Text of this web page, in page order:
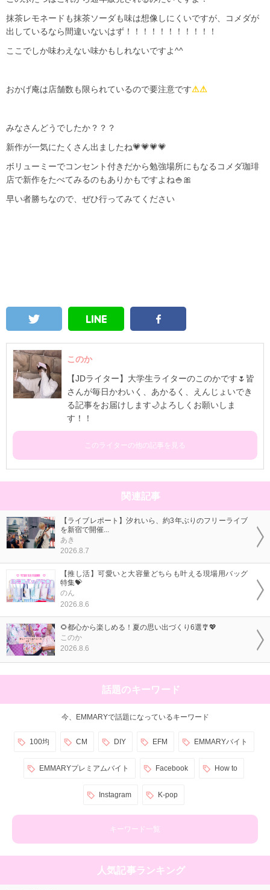
抹茶レモネードも抹茶ソーダも味は想像しにくいですが、コメダが
出しているなら間違いないはず！！！！！！！！！！！
ここでしか味わえない味かもしれないですよ^^
おかげ庵は店舗数も限られているので要注意です⚠⚠
みなさんどうでしたか？？？
新作が一気にたくさん出ましたね💗💗💗💗
ボリューミーでコンセント付きだから勉強場所にもなるコメダ珈琲
店で新作をたべてみるのもありかもですよね🍚🎀
早い者勝ちなので、ぜひ行ってみてください
このか
【JDライター】大学生ライターのこのかです🌷皆
さんが毎日かわいく、あかるく、えんじょいでき
る記事をお届けします🌙よろしくお願いしま
す！！
このライターの他の記事を見る
関連記事
【ライブレポート】汐れいら、約3年ぶりのフリーライブ
を新宿で開催...
あき
2026.8.7
【推し活】可愛いと大容量どちらも叶える現場用バッグ
特集💝
のん
2026.8.6
🌻都心から楽しめる！夏の思い出づくり6選🎐💖
このか
2026.8.6
話題のキーワード
今、EMMARYで話題になっているキーワード
100均 CM DIY EFM EMMARYバイト
EMMARYプレミアムバイト Facebook How to
Instagram K-pop
キーワード一覧
人気記事ランキング